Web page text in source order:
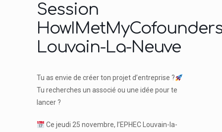
Session
Louvain-La-Neuve
Tu as envie de créer ton projet d’entreprise ?
Tu recherches un associé ou une idée pour te
lancer ?
Ce jeudi 25 novembre, l’EPHEC Louvain-la-